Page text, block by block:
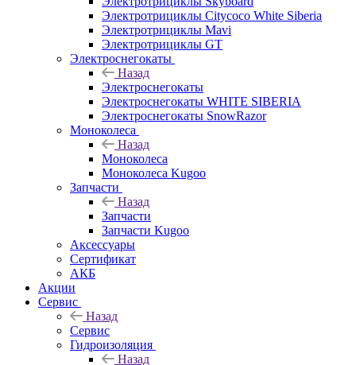
Электротрициклы Citycoco White Siberia
Электротрициклы Mavi
Электротрициклы GT
Электроснегокаты
Назад
Электроснегокаты
Электроснегокаты WHITE SIBERIA
Электроснегокаты SnowRazor
Моноколеса
Назад
Моноколеса
Моноколеса Kugoo
Запчасти
Назад
Запчасти
Запчасти Kugoo
Аксессуары
Сертификат
АКБ
Акции
Сервис
Назад
Сервис
Гидроизоляция
Назад